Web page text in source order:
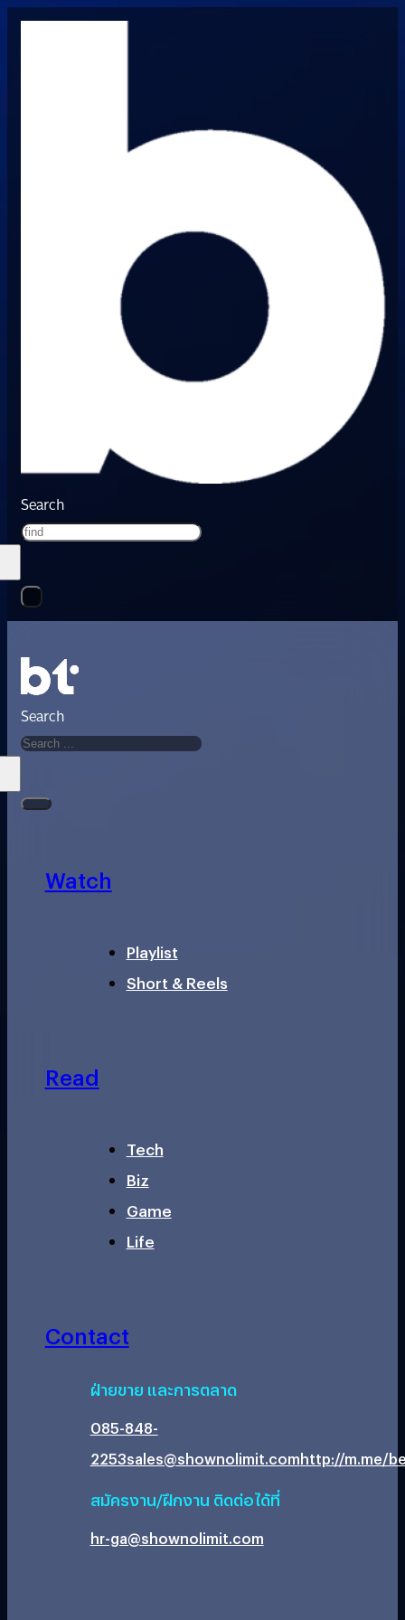
Search
Search
Watch
Playlist
Short & Reels
Read
Tech
Biz
Game
Life
Contact
ฝ่ายขาย และการตลาด
085-848-
2253sales@shownolimit.comhttp://m.me/
สมัครงาน/ฝึกงาน ติดต่อได้ที่
hr-ga@shownolimit.com